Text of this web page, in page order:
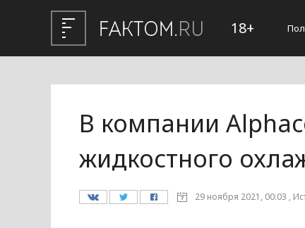
18+
В компании
жидкостного
29 ноября 2021, 00:03 ,